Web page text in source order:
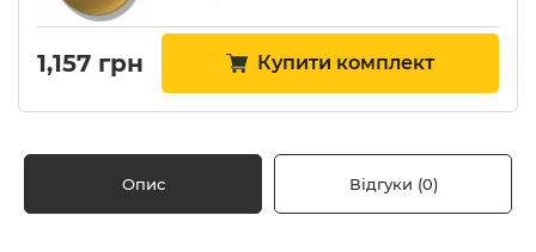
1,157 грн Купити комплект
Опис Відгуки (0)